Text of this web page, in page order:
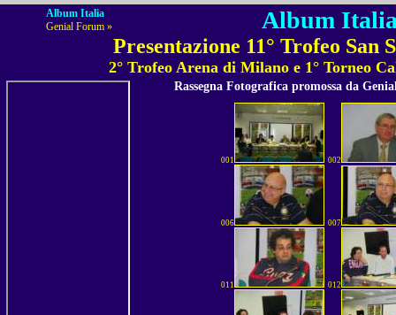
Album Italia
Genial Forum »
Album
Presentazione 11° Trofeo
2° Trofeo Arena di Milano e 1° Torneo
Rassegna Fotografica promossa da
001 002
006 007
011 012